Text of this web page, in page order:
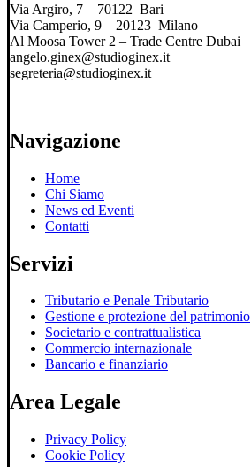
Via Argiro, 7 – 70122 Bari
Via Camperio, 9 – 20123 Milano
Al Moosa Tower 2 – Trade Centre Dubai
angelo.ginex@studioginex.it
segreteria@studioginex.it
Navigazione
Home
Chi Siamo
News ed Eventi
Contatti
Servizi
Tributario e Penale Tributario
Gestione e protezione del patrimonio
Societario e contrattualistica
Commercio internazionale
Bancario e finanziario
Area Legale
Privacy Policy
Cookie Policy